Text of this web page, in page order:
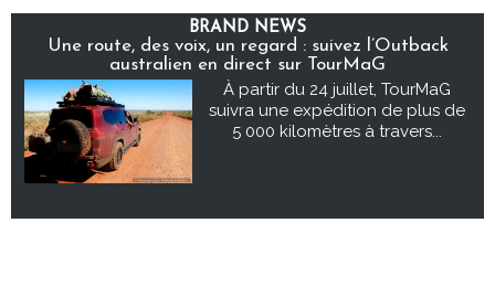
BRAND NEWS
Une route, des voix, un regard : suivez l’Outback
australien en direct sur TourMaG
À partir du 24 juillet, TourMaG
suivra une expédition de plus de
5 000 kilomètres à travers...